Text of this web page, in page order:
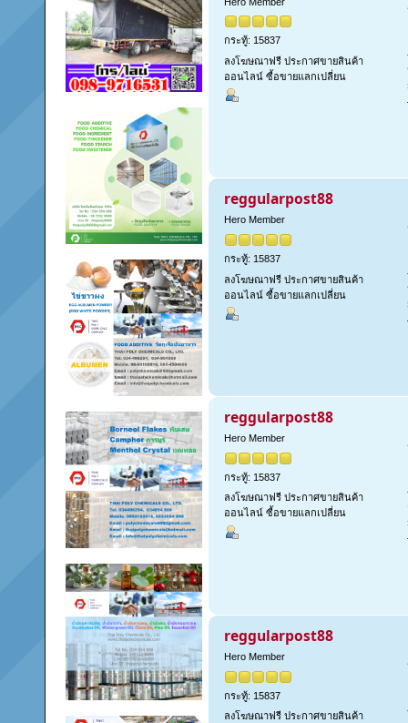
กระทู้: 15837
ลงโฆษณาฟรี ประกาศขายสินค้า
ออนไลน์ ซื้อขายแลกเปลี่ยน
reggularpost88
Hero Member
กระทู้: 15837
ลงโฆษณาฟรี ประกาศขายสินค้า
ออนไลน์ ซื้อขายแลกเปลี่ยน
reggularpost88
Hero Member
กระทู้: 15837
ลงโฆษณาฟรี ประกาศขายสินค้า
ออนไลน์ ซื้อขายแลกเปลี่ยน
reggularpost88
Hero Member
กระทู้: 15837
ลงโฆษณาฟรี ประกาศขายสินค้า